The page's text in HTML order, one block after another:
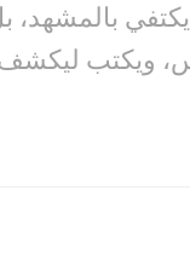
بالمشهد،
ويكتب